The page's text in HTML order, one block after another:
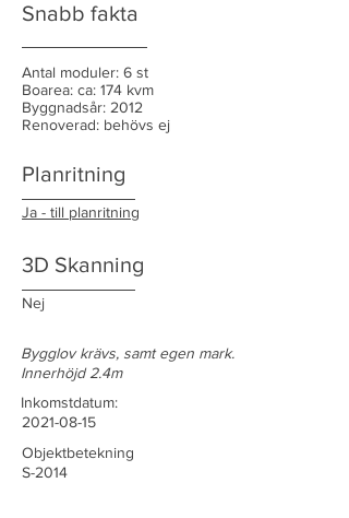
Snabb fakta
Antal moduler: 6 st
Boarea: ca: 174 kvm
Byggnadsår: 2012
Renoverad: behövs ej
Planritning
Ja - till planritning
3D Skanning
Nej
Bygglov krävs, samt egen mark.
Innerhöjd 2.4m
Inkomstdatum:
2021-08-15
Objektbetekning
S-2014